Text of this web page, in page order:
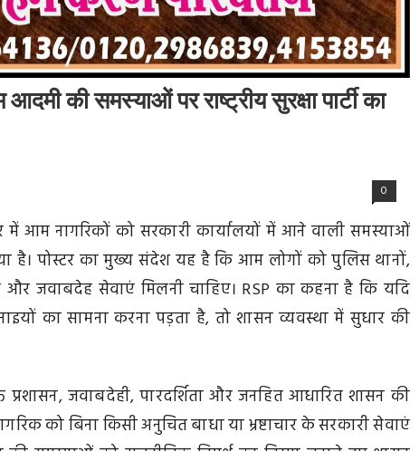
की समस्याओं पर राष्ट्रीय सुरक्षा पार्टी का
0
में आम नागरिकों को सरकारी कार्यालयों में आने वाली समस्याओं
गया है। पोस्टर का मुख्य संदेश यह है कि आम लोगों को पुलिस थानों,
और जवाबदेह सेवाएं मिलनी चाहिए। RSP का कहना है कि यदि
का सामना करना पड़ता है, तो शासन व्यवस्था में सुधार की
प्रशासन, जवाबदेही, पारदर्शिता और जनहित आधारित शासन की
को बिना किसी अनुचित बाधा या भ्रष्टाचार के सरकारी सेवाएं